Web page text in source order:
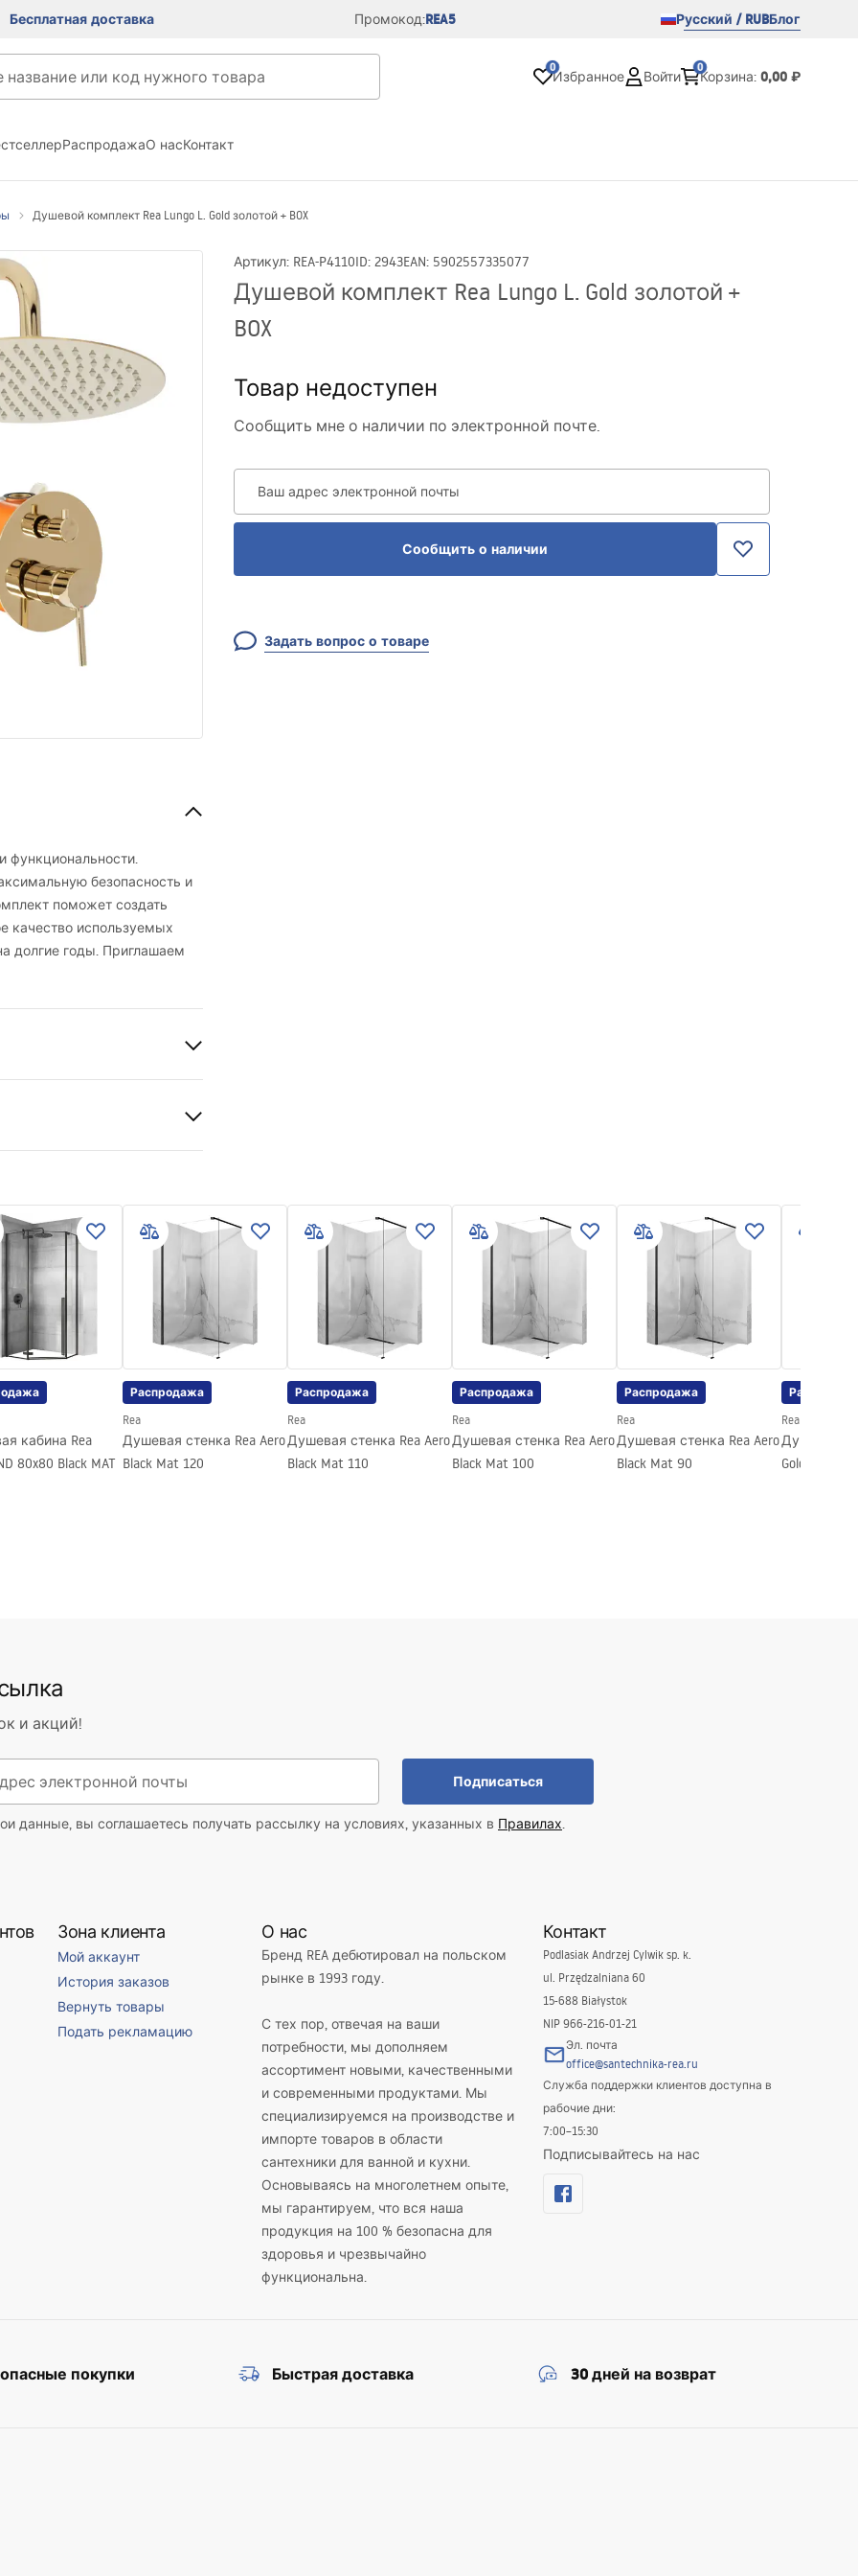
Бесплатная доставка Промокод:REA5 Русский / RUBБлог
0
Избранное Войти
0
Корзина: 0,00 ₽
РаспродажаО насКонтакт
Душевой комплект Rea Lungo L. Gold золотой + BOX
Артикул: REA-P4110ID: 2943EAN: 5902557335077
Душевой комплект Rea Lungo L. Gold золотой +
BOX
Товар недоступен
Сообщить мне о наличии по электронной почте.
Ваш адрес электронной почты
Сообщить о наличии
Задать вопрос о товаре
функциональности.
безопасность и
поможет создать
качество используемых
долгие годы. Приглашаем
_5.pdf
кабина Rea
80x80 Black MAT
Распродажа
Rea
Душевая стенка Rea Aero
Black Mat 120
Распродажа
Rea
Душевая стенка Rea Aero
Black Mat 110
Распродажа
Rea
Душевая стенка Rea Aero
Black Mat 100
Распродажа
Rea
Душевая стенка Rea Aero
Black Mat 90
Rea
Душевая
Gold 90
и акций!
Подписаться
данные, вы соглашаетесь получать рассылку на условиях, указанных в Правилах.
Зона клиента
Мой аккаунт
История заказов
Вернуть товары
Подать рекламацию
О нас
Бренд REA дебютировал на польском
рынке в 1993 году.
С тех пор, отвечая на ваши
потребности, мы дополняем
ассортимент новыми, качественными
и современными продуктами. Мы
специализируемся на производстве и
импорте товаров в области
сантехники для ванной и кухни.
Основываясь на многолетнем опыте,
мы гарантируем, что вся наша
продукция на 100 % безопасна для
здоровья и чрезвычайно
функциональна.
Контакт
Podlasiak Andrzej Cylwik sp. k.
ul. Przędzalniana 60
15-688 Białystok
NIP 966-216-01-21
Эл. почта
office@santechnika-rea.ru
Служба поддержки клиентов доступна в
рабочие дни:
7:00–15:30
Подписывайтесь на нас
покупки Быстрая доставка 30 дней на возврат